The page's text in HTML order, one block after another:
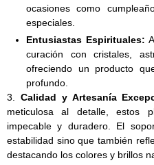
ocasiones como
especiales.
Entusiastas Espirituales:
curación con cristales,
ofreciendo un producto
profundo.
3. Calidad y Artesanía
meticulosa al detalle, estos
impecable y duradero. El
estabilidad sino que también
destacando los colores y brillos